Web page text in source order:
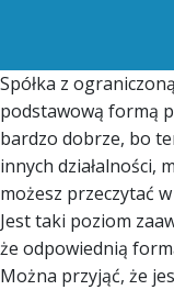
Spółka z
podstawową formą
bardzo dobrze, bo
innych działalności,
możesz przeczytać
Jest taki poziom
że odpowiednią
Można przyjąć, że